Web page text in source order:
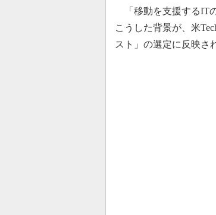
「移動を支援するIT
こうした背景が、米
スト」の選定に反映さ